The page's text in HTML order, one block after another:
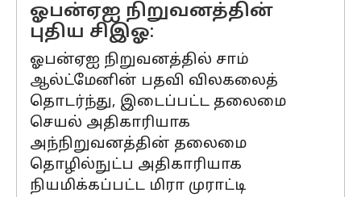
ஓபன்ஏஐ நிறுவனத்தின்
புதிய சிஇஓ:
ஓபன்ஏஐ நிறுவனத்தில் சாம்
ஆல்ட்மேனின் பதவி விலகலைத்
தொடர்ந்து, இடைப்பட்ட தலைமை
செயல் அதிகாரியாக
அந்நிறுவனத்தின் தலைமை
தொழில்நுட்ப அதிகாரியாக
நியமிக்கப்பட்ட மிரா முராட்டி